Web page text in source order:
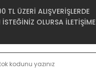
ÜZERİ ALIŞVERİŞLERDE
OLURSA İLETİŞİME